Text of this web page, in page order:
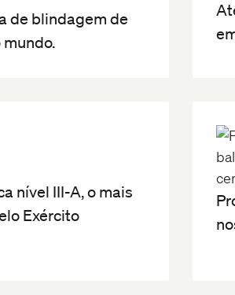
de blindagem de
nível III-A, o mais
Exército